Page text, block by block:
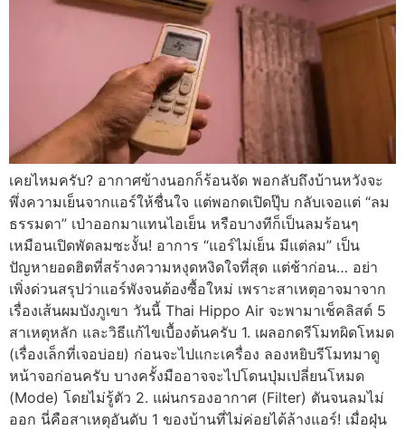
เคยไหมครับ? อากาศข้างนอกก็ร้อนจัด พอกลับถึงบ้านหวังจะ
พึ่งความเย็นจากแอร์ให้ชื่นใจ แต่พอกดเปิดปุ๊บ กลับเจอแต่ “ลม
ธรรมดา” เป่าออกมาแทนไอเย็น หรือบางทีก็เป็นลมร้อนๆ
เหมือนเปิดพัดลมซะงั้น! อาการ “แอร์ไม่เย็น มีแต่ลม” เป็น
ปัญหายอดฮิตที่สร้างความหงุดหงิดใจที่สุด แต่ช้าก่อน… อย่า
เพิ่งด่วนสรุปว่าแอร์พังจนต้องซื้อใหม่ เพราะสาเหตุอาจมาจาก
เรื่องเส้นผมบังภูเขา วันนี้ Thai Hippo Air จะพามาเช็คลิสต์ 5
สาเหตุหลัก และวิธีแก้ไขเบื้องต้นครับ 1. เผลอกดรีโมทผิดโหมด
(เรื่องเล็กที่เจอบ่อย) ก่อนจะไปแกะเครื่อง ลองหยิบรีโมทมาดู
หน้าจอก่อนครับ บางครั้งมืออาจจะไปโดนปุ่มเปลี่ยนโหมด
(Mode) โดยไม่รู้ตัว 2. แผ่นกรองอากาศ (Filter) ตันจนลมไม่
ออก นี่คือสาเหตุอันดับ 1 ของบ้านที่ไม่ค่อยได้ล้างแอร์! เมื่อฝุ่น